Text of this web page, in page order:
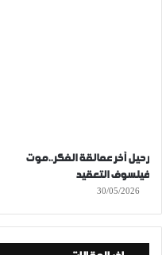
رحيل آخر عمالقة الفكر..موت
فيلسوف التعقيد
30/05/2026